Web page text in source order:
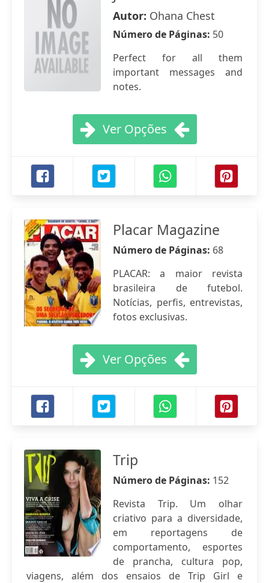
Autor: Ohana Chest
Número de Páginas: 50
Perfect for all them
important messages and
notes.
Ver Opções
Placar Magazine
Número de Páginas: 68
PLACAR: a maior revista
brasileira de futebol.
Notícias, perfis, entrevistas,
fotos exclusivas.
Ver Opções
Trip
Número de Páginas: 152
Revista Trip. Um olhar
criativo para a diversidade,
em reportagens de
comportamento, esportes
de prancha, cultura pop,
viagens, além dos ensaios de Trip Girl e